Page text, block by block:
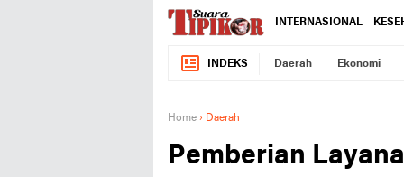
INTERNASIONAL
INDEKS Daerah Ekonomi
Home › Daerah
Pemberian